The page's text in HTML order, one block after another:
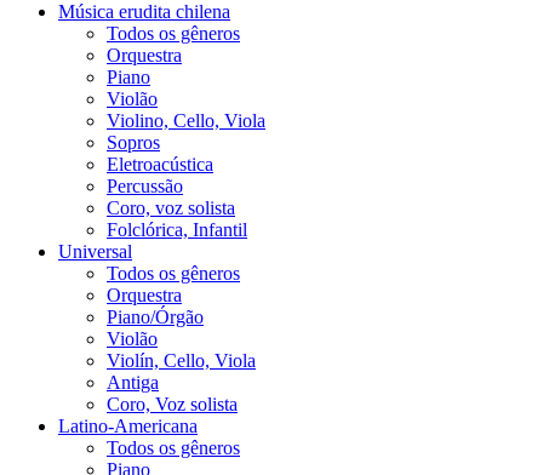
Música erudita chilena
Todos os gêneros
Orquestra
Piano
Violão
Violino, Cello, Viola
Sopros
Eletroacústica
Percussão
Coro, voz solista
Folclórica, Infantil
Universal
Todos os gêneros
Orquestra
Piano/Órgão
Violão
Violín, Cello, Viola
Antiga
Coro, Voz solista
Latino-Americana
Todos os gêneros
Piano